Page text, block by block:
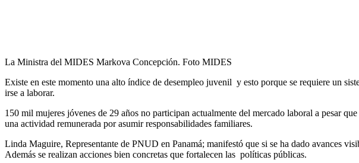
La Ministra del MIDES Markova Concepción. Foto MIDES
Existe en este momento una alto índice de desempleo juvenil y esto porque se requiere un
irse a laborar.
150 mil mujeres jóvenes de 29 años no participan actualmente del mercado laboral a pesar
una actividad remunerada por asumir responsabilidades familiares.
Linda Maguire, Representante de PNUD en Panamá; manifestó que si se ha dado avances
Además se realizan acciones bien concretas que fortalecen las políticas públicas.